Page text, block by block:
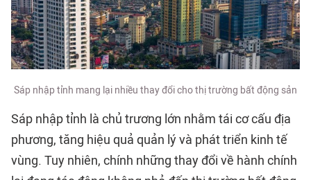
Sáp nhập tỉnh mang lại nhiều thay đổi cho thị trường bất động sản
Sáp nhập tỉnh là chủ trương lớn nhằm tái cơ cấu địa
phương, tăng hiệu quả quản lý và phát triển kinh tế
vùng. Tuy nhiên, chính những thay đổi về hành chính